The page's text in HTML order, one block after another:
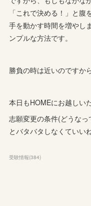
「これで決める！」と腹
手を動かす時間を増やし
ンプルな方法です。
勝負の時は近いのですから
本日もHOMEにお越しい
志願変更の条件(どうな
とバタバタしなくていいね
受験情報(384)